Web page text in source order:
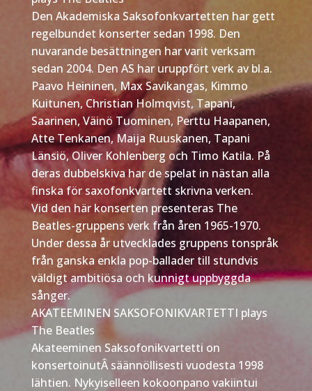
Den Akademiska Saksofonkvartetten har gett
regelbundet konserter sedan 1998. Den
nuvarande besättningen har varit verksam
sedan 2004. Den AS har uruppfört verk av bl.a.
Paavo Heininen, Max Savikangas, Kimmo
Kuitunen, Christian Holmqvist, Tapani,
Saarinen, Väinö Tuominen, Perttu Haapanen,
Atte Tenkanen, Maija Ruuskanen, Tapani
Länsiö, Oliver Kohlenberg och Timo Katila. På
deras dubbelskiva har de spelat in nästan alla
finska för saxofonkvartett skrivna verken.
Vid den här konserten presenteras The
Beatles-gruppens verk från åren 1965-1970.
Under dessa år utvecklades gruppens tonspråk
från ganska enkla pop-ballader till stundvis
väldigt ambitiösa och kunnigt uppbyggda
sånger.
AKATEEMINEN SAKSOFONIKVARTETTI plays
The Beatles
Akateeminen Saksofonikvartetti on
konsertoinutÂ säännöllisesti vuodesta 1998
lähtien. Nykyiselleen kokoonpano vakiintui